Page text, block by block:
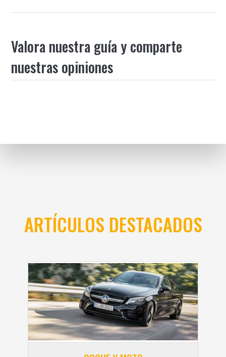
Valora nuestra guía y comparte
nuestras opiniones
ARTÍCULOS DESTACADOS